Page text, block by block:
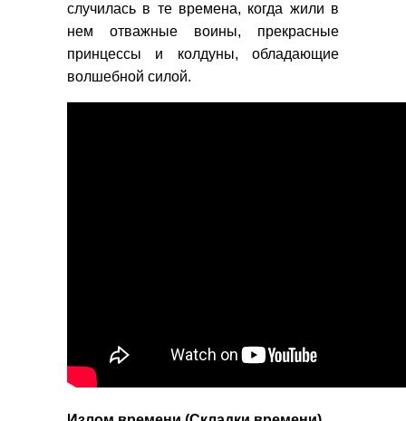
случилась в те времена, когда жили в
нем отважные воины, прекрасные
принцессы и колдуны, обладающие
волшебной силой.